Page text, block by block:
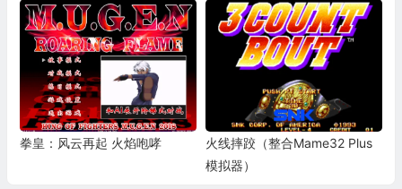
拳皇：风云再起 火焰咆哮
火线摔跤（整合Mame32 Plus
模拟器）